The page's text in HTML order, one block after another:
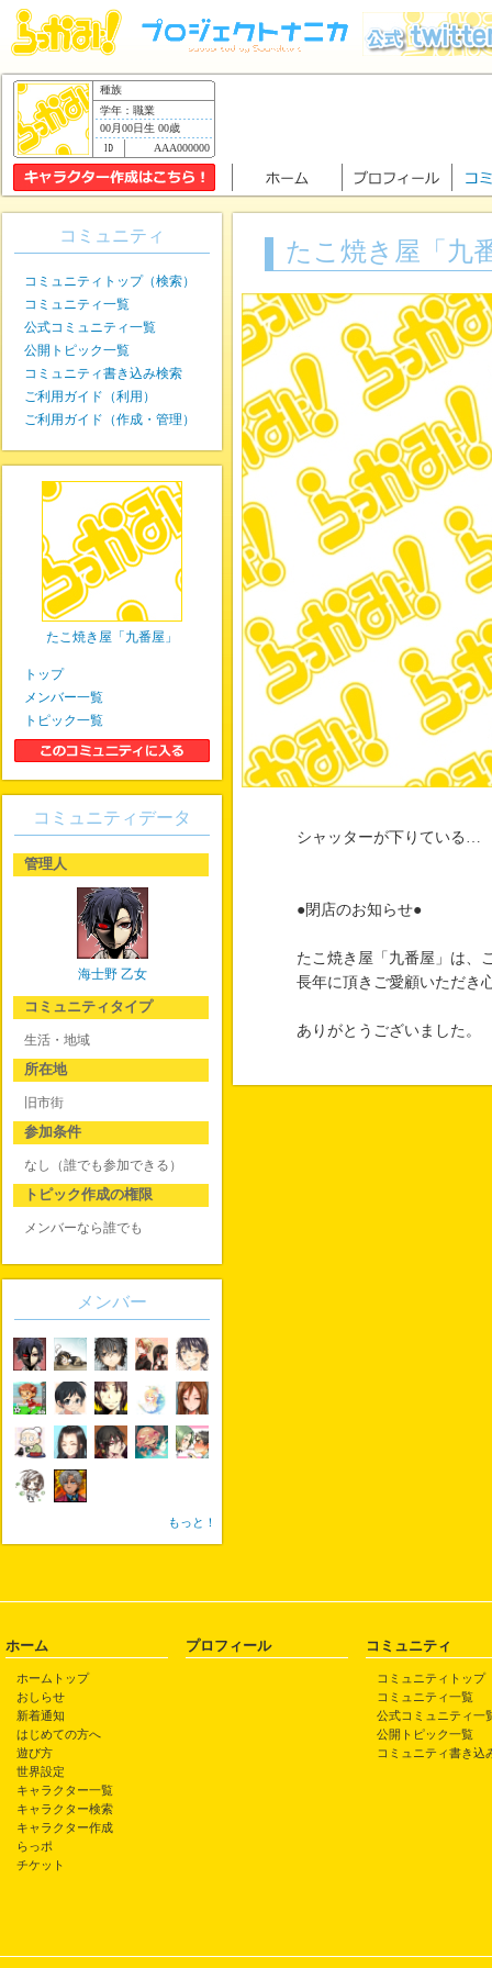
種族
学年：職業
00月00日生 00歳
AAA000000
たこ焼き屋「九
シャッターが下りている…
●閉店のお知らせ●
たこ焼き屋「九番屋」は、
長年に頂きご愛顧いただき
ありがとうございました。
コミュニティ
コミュニティトップ（検索）
コミュニティ一覧
公式コミュニティ一覧
公開トピック一覧
コミュニティ書き込み検索
ご利用ガイド（利用）
ご利用ガイド（作成・管理）
たこ焼き屋「九番屋」
トップ
メンバー一覧
トピック一覧
コミュニティデータ
管理人
海士野 乙女
コミュニティタイプ
生活・地域
所在地
旧市街
参加条件
なし（誰でも参加できる）
トピック作成の権限
メンバーなら誰でも
メンバー
もっと！
ホーム
ホームトップ
おしらせ
新着通知
はじめての方へ
遊び方
世界設定
キャラクター一覧
キャラクター検索
キャラクター作成
らっポ
チケット
プロフィール コミュニティ
コミュニティトップ
コミュニティ一覧
公式コミュニティ一
公開トピック一覧
コミュニティ書き込